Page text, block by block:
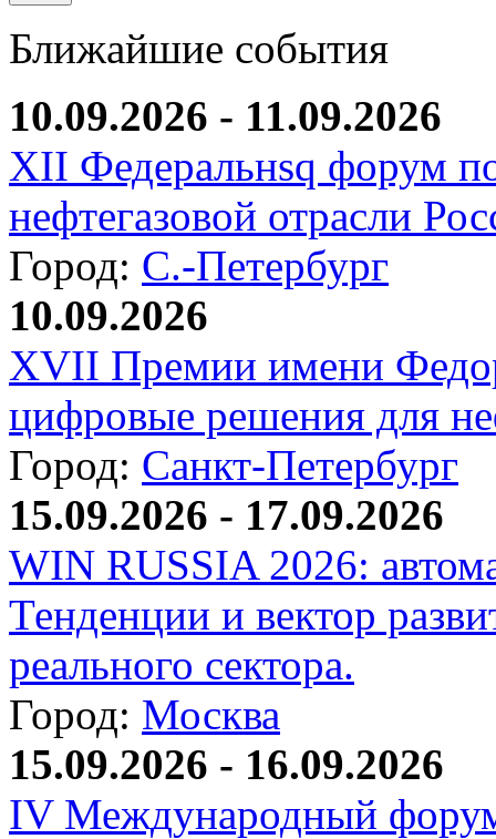
Ближайшие события
10.09.2026 - 11.09.2026
XII Федеральнsq форум
нефтегазовой отрасли
Город: С.-Петербург
10.09.2026
XVII Премии имени
цифровые решения для
Город: Санкт-Петербург
15.09.2026 - 17.09.2026
WIN RUSSIA 2026:
Тенденции и вектор
реального сектора.
Город: Москва
15.09.2026 - 16.09.2026
IV Международный